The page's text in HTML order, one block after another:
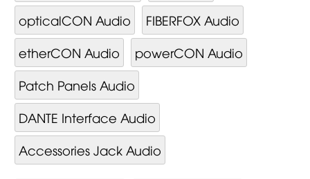
opticalCON Audio
FIBERFOX Audio
etherCON Audio
powerCON Audio
Patch Panels Audio
DANTE Interface Audio
Accessories Jack Audio